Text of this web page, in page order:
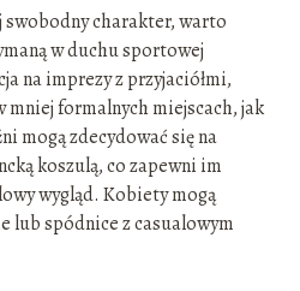
swobodny charakter, warto
w duchu sportowej
na imprezy z przyjaciółmi,
mniej formalnych miejscach, jak
mogą zdecydować się na
koszulą, co zapewni im
wygląd. Kobiety mogą
lub spódnice z casualowym